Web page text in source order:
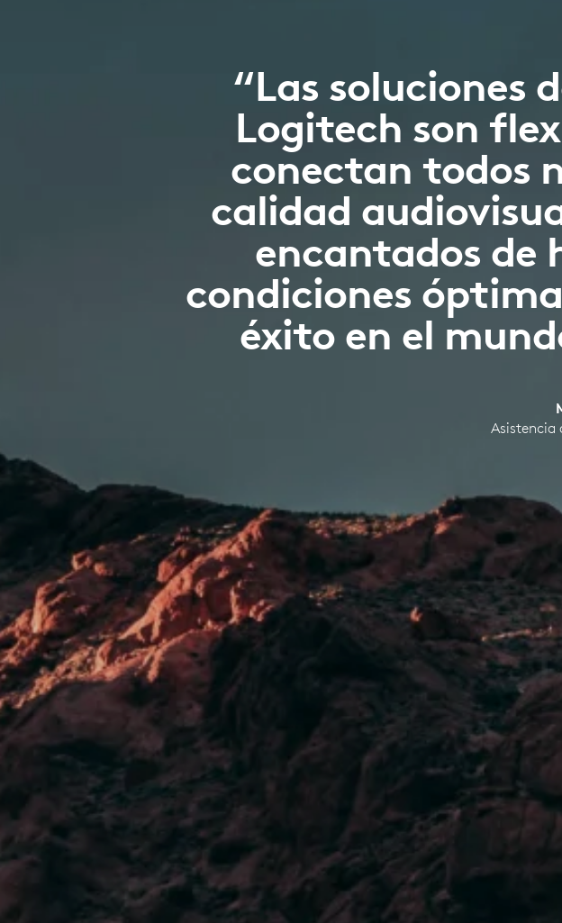
“Las soluciones
Logitech son
conectan todos
calidad
encantados de
condiciones
éxito en el
Asistencia